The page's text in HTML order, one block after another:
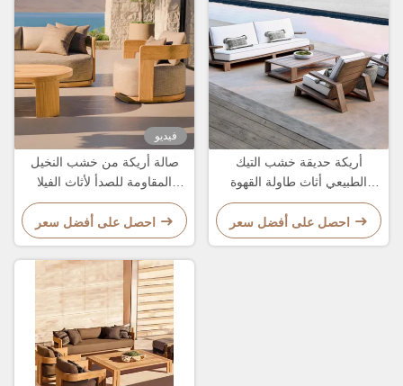
فيديو
صالة أريكة من خشب النخيل
المقاومة للصدأ لأثاث الفيلا
الخارجية
احصل على أفضل سعر
أريكة حديقة خشب التيك
الطبيعي أثاث طاولة القهوة
الطويلة
احصل على أفضل سعر